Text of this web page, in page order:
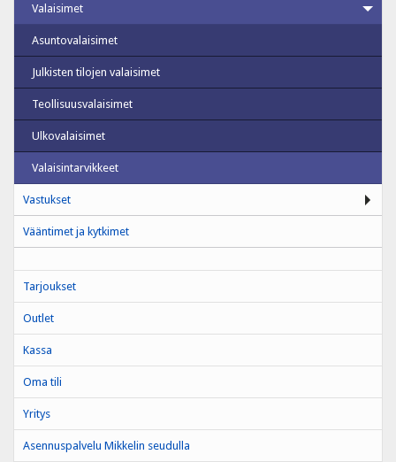
Valaisimet
Asuntovalaisimet
Julkisten tilojen valaisimet
Teollisuusvalaisimet
Ulkovalaisimet
Valaisintarvikkeet
Vastukset
Vääntimet ja kytkimet
Tarjoukset
Outlet
Kassa
Oma tili
Yritys
Asennuspalvelu Mikkelin seudulla